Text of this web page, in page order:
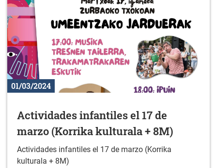
01/03/2024
Actividades infantiles el 17 de
marzo (Korrika kulturala + 8M)
Actividades infantiles el 17 de marzo (Korrika
kulturala + 8M)